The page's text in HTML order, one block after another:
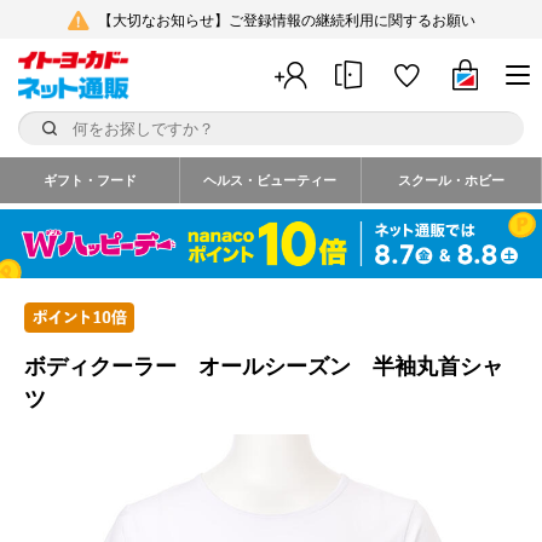
【大切なお知らせ】ご登録情報の継続利用に関するお願い
ギフト・フード ヘルス・ビューティー スクール・ホビー
ボディクーラー オールシーズン 半袖丸首シャ
ツ